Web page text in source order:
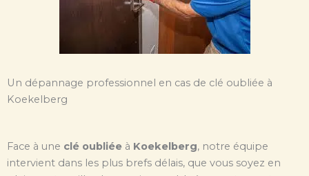
Un dépannage professionnel en cas de clé oubliée à
Koekelberg
Face à une clé oubliée à Koekelberg, notre équipe
intervient dans les plus brefs délais, que vous soyez en